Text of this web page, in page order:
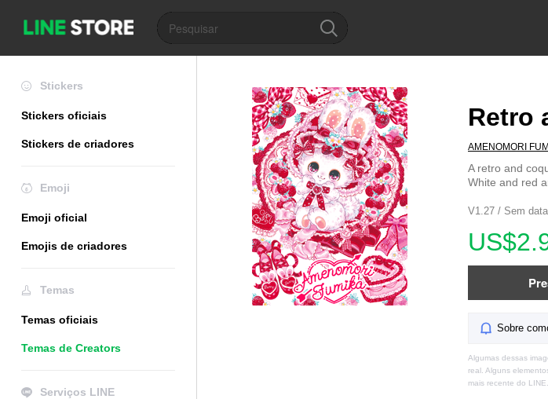
Stickers
Stickers oficiais
Stickers de criadores
Emoji
Emoji oficial
Emojis de criadores
Temas
Temas oficiais
Temas de Creators
Serviços LINE
Retro
AMENOMORI
A retro and
White and red
V1.27 / Sem
Sobre
Algumas dessas
real. Alguns
mais recente do LINE.